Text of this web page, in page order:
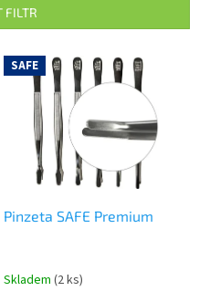
FILTR
SAFE
Pinzeta SAFE Premium
Skladem (2 ks)